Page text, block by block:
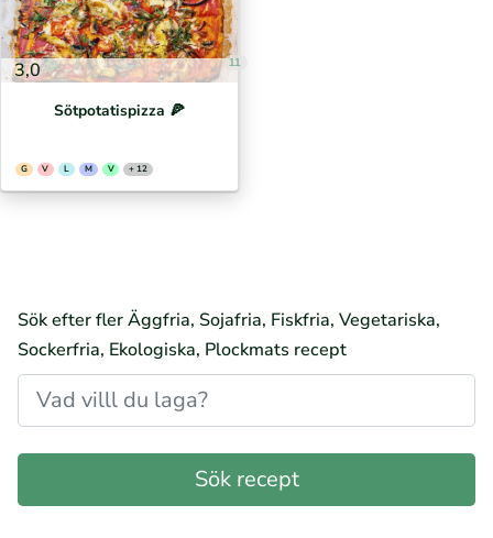
3,0 11
Sötpotatispizza 🍕⁣
G V L M V + 12
Sök efter fler Äggfria, Sojafria, Fiskfria, Vegetariska,
Sockerfria, Ekologiska, Plockmats recept